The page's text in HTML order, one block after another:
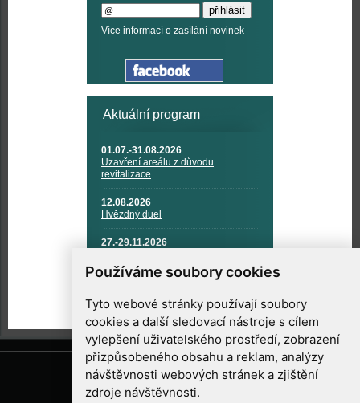
Používáme soubory cookies
Tyto webové stránky používají soubory
cookies a další sledovací nástroje s cílem
vylepšení uživatelského prostředí, zobrazení
přizpůsobeného obsahu a reklam, analýzy
návštěvnosti webových stránek a zjištění
zdroje návštěvnosti.
Více informací o zasílání novinek
Aktuální program
01.07.-31.08.2026
Uzavření areálu z důvodu
revitalizace
12.08.2026
Hvězdný duel
27.-29.11.2026
TECHNIKA A KOSMICKÉ
TECHNOLOGIE